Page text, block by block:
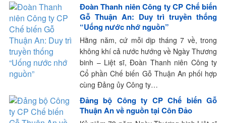
Đoàn Thanh niên Công ty CP Chế biến
Gỗ Thuận An: Duy trì truyền thống
“Uống nước nhớ nguồn”
Hằng năm, cứ mỗi dịp tháng 7 về, trong
không khí cả nước hướng về Ngày Thương
binh – Liệt sĩ, Đoàn Thanh niên Công ty
Cổ phần Chế biến Gỗ Thuận An phối hợp
cùng Đảng ủy Công ty…
Đảng bộ Công ty CP Chế biến Gỗ
Thuận An về nguồn tại Côn Đảo